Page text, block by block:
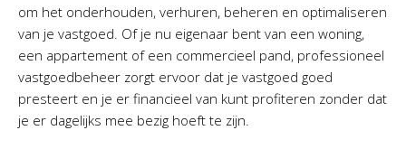
om het onderhouden, verhuren, beheren en optimaliseren
van je vastgoed. Of je nu eigenaar bent van een woning,
een appartement of een commercieel pand, professioneel
vastgoedbeheer zorgt ervoor dat je vastgoed goed
presteert en je er financieel van kunt profiteren zonder dat
je er dagelijks mee bezig hoeft te zijn.